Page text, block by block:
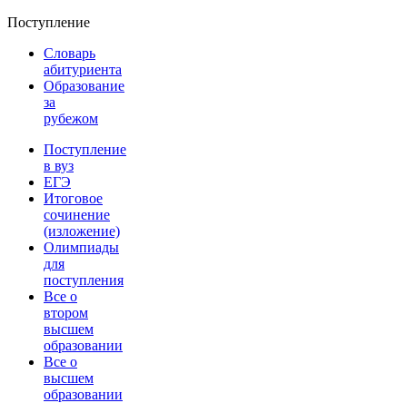
Поступление
Словарь
абитуриента
Образование
за
рубежом
Поступление
в вуз
ЕГЭ
Итоговое
сочинение
(изложение)
Олимпиады
для
поступления
Все о
втором
высшем
образовании
Все о
высшем
образовании